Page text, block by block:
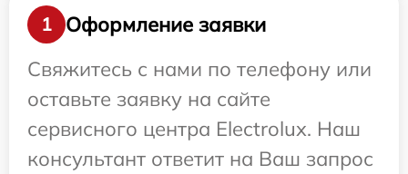
1
Оформление заявки
Свяжитесь с нами по телефону или
оставьте заявку на сайте
сервисного центра Electrolux. Наш
консультант ответит на Ваш запрос